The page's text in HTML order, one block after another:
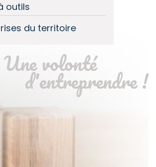
outils
du territoire
Une volonté
d'entreprendre !